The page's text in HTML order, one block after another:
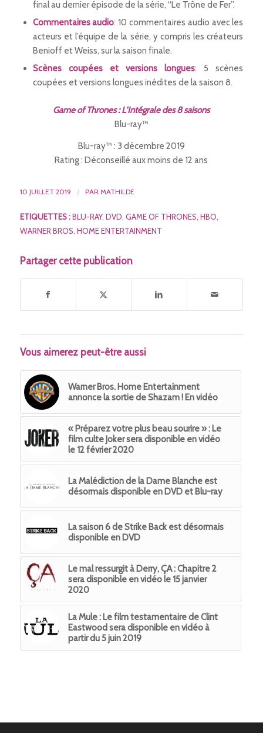
final au dernier épisode de la série, “Le Trône de Fer”.
Commentaires audio: 10 commentaires audio avec les
acteurs et l’équipe de la série, y compris les créateurs
Benioff et Weiss, sur la saison finale.
Scènes coupées et versions longues: 5 scènes
coupées et versions longues inédites de la saison 8.
Game of Thrones : L’Intégrale des 8 saisons
Blu-ray™
Blu-ray™ : 3 décembre 2019
Rating : Déconseillé aux moins de 12 ans
10 JUILLET 2019 / PAR MATHILDE
ETIQUETTES : BLU-RAY, DVD, GAME OF THRONES, HBO,
WARNER BROS. HOME ENTERTAINMENT
Partager cette publication
Vous aimerez peut-être aussi
Warner Bros. Home Entertainment
annonce la sortie de Shazam ! En vidéo
« Préparez votre plus beau sourire » : Le
film culte Joker sera disponible en vidéo
le 12 février 2020
La Malédiction de la Dame Blanche est
désormais disponible en DVD et Blu-ray
La saison 6 de Strike Back est désormais
disponible en DVD
Le mal ressurgit à Derry, ÇA : Chapitre 2
sera disponible en vidéo le 15 janvier
2020
La Mule : Le film testamentaire de Clint
Eastwood sera disponible en vidéo à
partir du 5 juin 2019